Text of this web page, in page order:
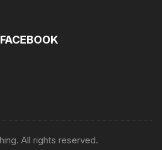
All rights reserved.